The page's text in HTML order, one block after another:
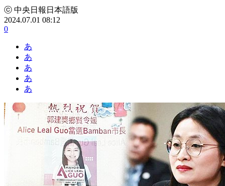
ⓒ 中央日報日本語版
2024.07.01 08:12
0
あ
あ
あ
あ
あ